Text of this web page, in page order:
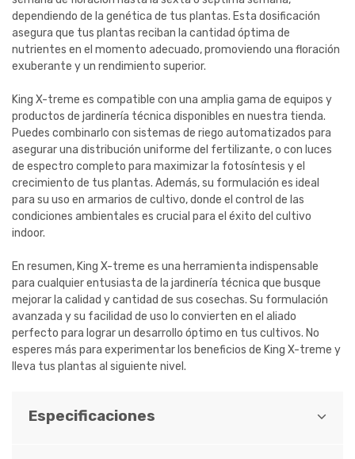
dependiendo de la genética de tus plantas. Esta dosificación
asegura que tus plantas reciban la cantidad óptima de
nutrientes en el momento adecuado, promoviendo una floración
exuberante y un rendimiento superior.
King X-treme es compatible con una amplia gama de equipos y
productos de jardinería técnica disponibles en nuestra tienda.
Puedes combinarlo con sistemas de riego automatizados para
asegurar una distribución uniforme del fertilizante, o con luces
de espectro completo para maximizar la fotosíntesis y el
crecimiento de tus plantas. Además, su formulación es ideal
para su uso en armarios de cultivo, donde el control de las
condiciones ambientales es crucial para el éxito del cultivo
indoor.
En resumen, King X-treme es una herramienta indispensable
para cualquier entusiasta de la jardinería técnica que busque
mejorar la calidad y cantidad de sus cosechas. Su formulación
avanzada y su facilidad de uso lo convierten en el aliado
perfecto para lograr un desarrollo óptimo en tus cultivos. No
esperes más para experimentar los beneficios de King X-treme y
lleva tus plantas al siguiente nivel.
Especificaciones